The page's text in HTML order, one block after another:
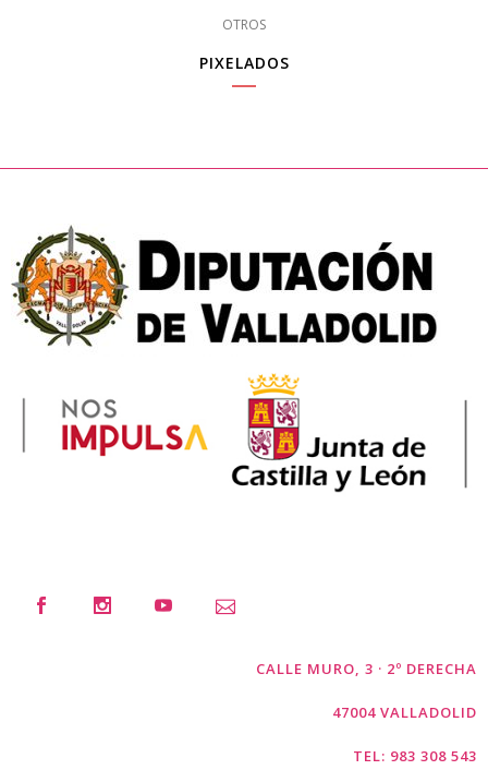
OTROS
PIXELADOS
CALLE MURO, 3 · 2º DERECHA
47004 VALLADOLID
TEL: 983 308 543